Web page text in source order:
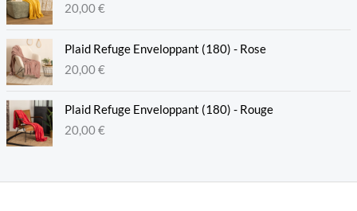
20,00€
Plaid Refuge Enveloppant (180) - Rose
20,00€
Plaid Refuge Enveloppant (180) - Rouge
20,00€